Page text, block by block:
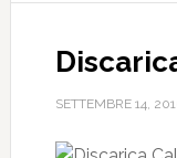
SETTEMBRE 14,